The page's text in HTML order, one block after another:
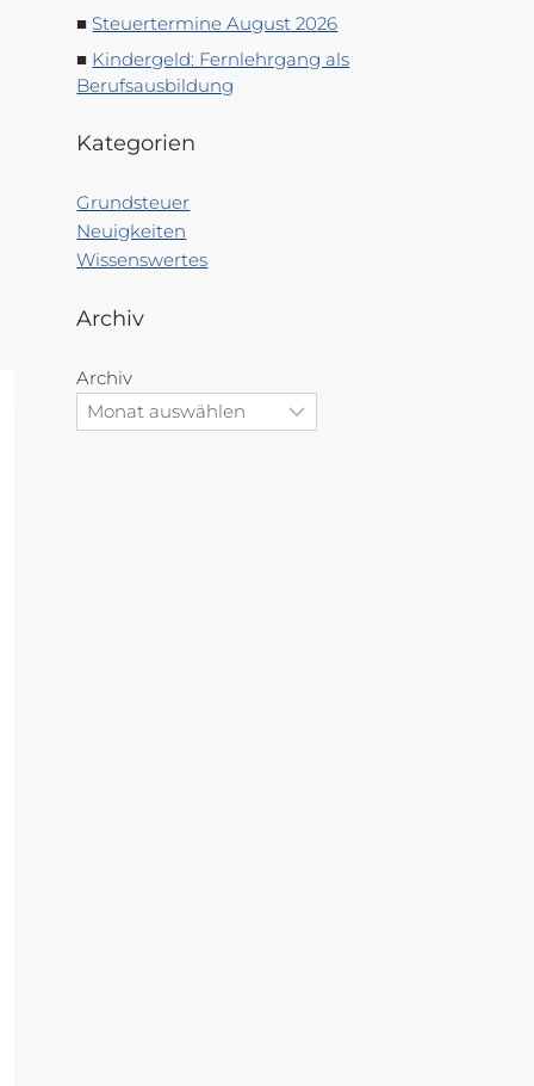
Steuertermine August 2026
Kindergeld: Fernlehrgang als
Berufsausbildung
Kategorien
Grundsteuer
Neuigkeiten
Wissenswertes
Archiv
Archiv